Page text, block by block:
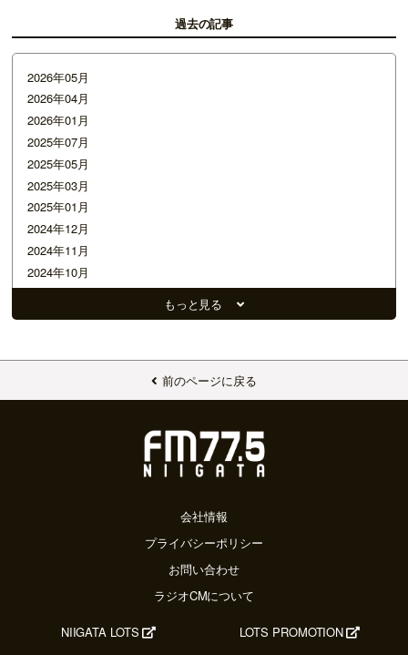
過去の記事
2026年05月
2026年04月
2026年01月
2025年07月
2025年05月
2025年03月
2025年01月
2024年12月
2024年11月
2024年10月
2024年09月
2024年06月
2024年04月
2023年05月
もっと見る
前のページに戻る
会社情報
プライバシーポリシー
お問い合わせ
ラジオCMについて
NIIGATA LOTS LOTS PROMOTION